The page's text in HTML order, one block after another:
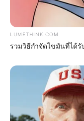
คาถาป้องกันภัย สวดไว้
19 ธ.ค. 2019
LUMETHINK.COM
รวมวิธีกำจัดไขมันที่ได้